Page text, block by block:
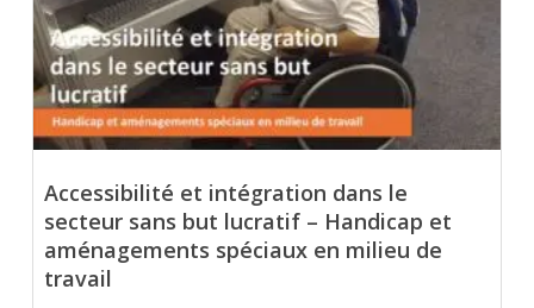
Accessibilité et intégration dans le
secteur sans but lucratif – Handicap et
aménagements spéciaux en milieu de
travail